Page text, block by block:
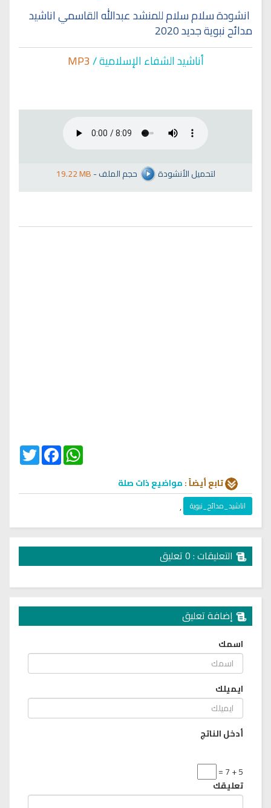
انشودة سلام سلام للمنشد عبدالله القاسمي اناشيد
مدائح نبوية جديد 2020
أناشيد الشفاء الإسلامية /MP3
19.22 MB- لتحميل الأنشودة حجم الملف
Twitter
FacebookWhatsApp
تابع أيضاً :مواضيع ذات صلة
اناشيد_مدائح_نبوية ,
التعليقات : 0 تعليق
إضافة تعليق
اسمك
ايميلك
أدخل الناتج
5 + 7 =
تعليقك